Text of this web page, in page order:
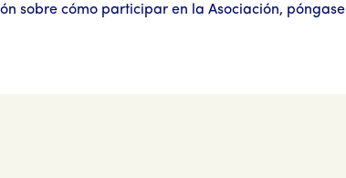
sobre cómo participar en la Asociación, póngase